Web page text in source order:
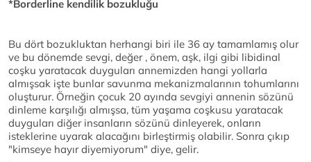
*Borderline kendilik bozukluğu
Bu dört bozukluktan herhangi biri ile 36 ay tamamlamış olur
ve bu dönemde sevgi, değer , önem, aşk, ilgi gibi libidinal
coşku yaratacak duyguları annemizden hangi yollarla
almışsak işte bunlar savunma mekanizmalarının tohumlarını
oluşturur. Örneğin çocuk 20 ayında sevgiyi annenin sözünü
dinleme karşılığı almışsa, tüm yaşama coşkusu yaratacak
duyguları diğer insanların sözünü dinleyerek, onların
isteklerine uyarak alacağını birleştirmiş olabilir. Sonra çıkıp
"kimseye hayır diyemiyorum" diye, gelir.